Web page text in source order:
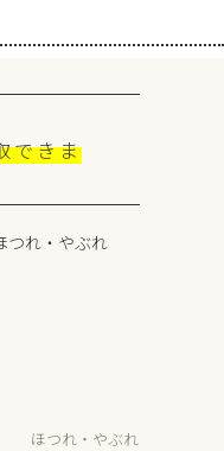
できま
ほつれ・やぶれ